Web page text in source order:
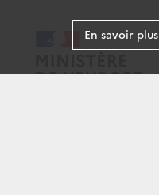
En savoir plus